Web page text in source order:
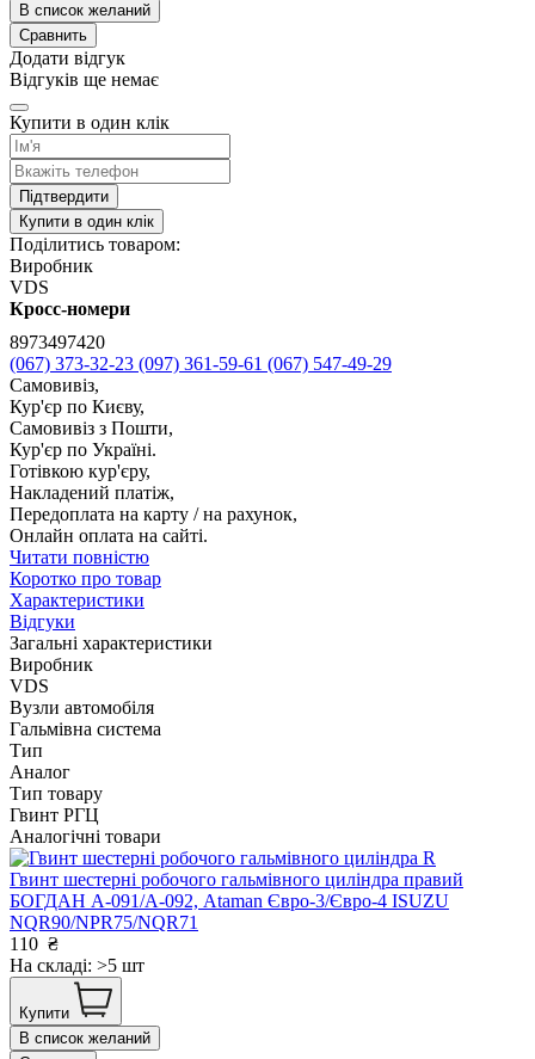
В список желаний
Сравнить
Додати відгук
Відгуків ще немає
Купити в один клік
Підтвердити
Купити в один клік
Поділитись товаром:
Виробник
VDS
Кросс-номери
8973497420
(067) 373-32-23 (097) 361-59-61 (067) 547-49-29
Самовивіз,
Кур'єр по Києву,
Самовивіз з Пошти,
Кур'єр по Україні.
Готівкою кур'єру,
Накладений платіж,
Передоплата на карту / на рахунок,
Онлайн оплата на сайті.
Читати повністю
Коротко про товар
Характеристики
Відгуки
Загальні характеристики
Виробник
VDS
Вузли автомобіля
Гальмівна система
Тип
Аналог
Тип товару
Гвинт РГЦ
Аналогічні товари
Гвинт шестерні робочого гальмівного циліндра правий
БОГДАН А-091/А-092, Ataman Євро-3/Євро-4 ISUZU
NQR90/NPR75/NQR71
110 ₴
На складі: >5 шт
Купити
В список желаний